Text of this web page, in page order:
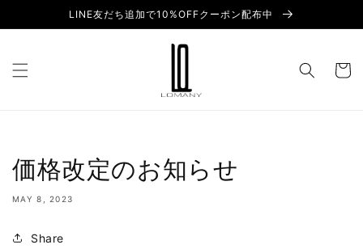
content
LINE友だち追加で10%OFFクーポン配布中
Cart
価格改定のお知らせ
MAY 8, 2023
Share